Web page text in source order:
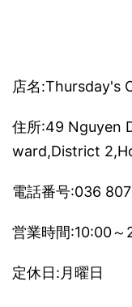
店名:Thursday's
住所:49 Nguyen
ward,District
電話番号:036
営業時間:10:00
定休日:月曜日